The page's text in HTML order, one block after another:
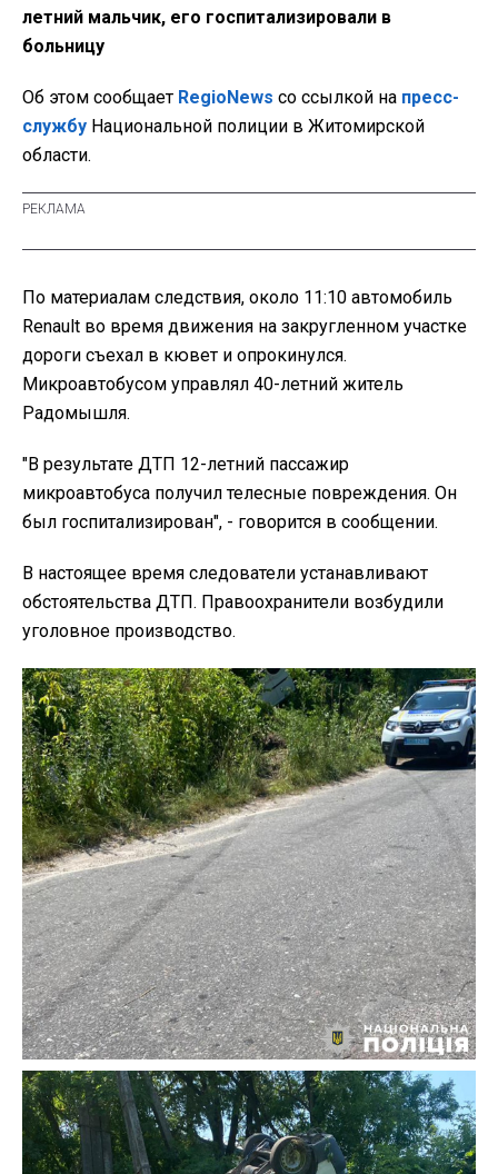
летний мальчик, его госпитализировали в
больницу
Об этом сообщает RegioNews со ссылкой на пресс-
службу Национальной полиции в Житомирской
области.
По материалам следствия, около 11:10 автомобиль
Renault во время движения на закругленном участке
дороги съехал в кювет и опрокинулся.
Микроавтобусом управлял 40-летний житель
Радомышля.
"В результате ДТП 12-летний пассажир
микроавтобуса получил телесные повреждения. Он
был госпитализирован", - говорится в сообщении.
В настоящее время следователи устанавливают
обстоятельства ДТП. Правоохранители возбудили
уголовное производство.